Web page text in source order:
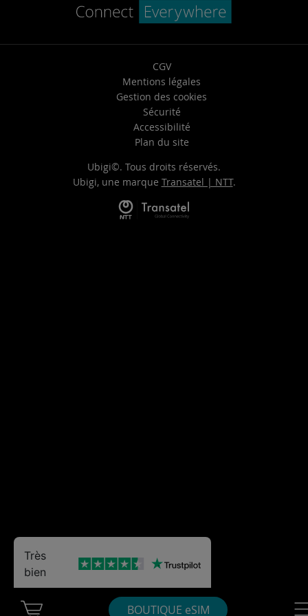
BOUTIQUE eSIM
CGV
Mentions légales
Gestion des cookies
Sécurité
Accessibilité
Plan du site
Ubigi©. Tous droits réservés.
Ubigi, une marque Transatel | NTT.
Très
bien